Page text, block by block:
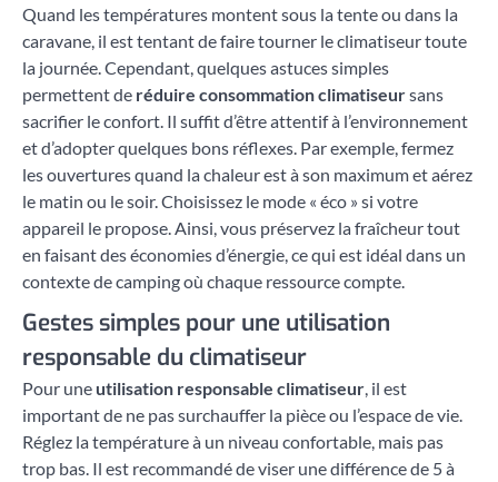
Quand les températures montent sous la tente ou dans la
caravane, il est tentant de faire tourner le climatiseur toute
la journée. Cependant, quelques astuces simples
permettent de réduire consommation climatiseursans
sacrifier le confort. Il suffit d’être attentif à l’environnement
et d’adopter quelques bons réflexes. Par exemple, fermez
les ouvertures quand la chaleur est à son maximum et aérez
le matin ou le soir. Choisissez le mode « éco » si votre
appareil le propose. Ainsi, vous préservez la fraîcheur tout
en faisant des économies d’énergie, ce qui est idéal dans un
contexte de camping où chaque ressource compte.
Gestes simples pour une utilisation
responsable du climatiseur
Pour une utilisation responsable climatiseur , il est
important de ne pas surchauffer la pièce ou l’espace de vie.
Réglez la température à un niveau confortable, mais pas
trop bas. Il est recommandé de viser une différence de 5 à